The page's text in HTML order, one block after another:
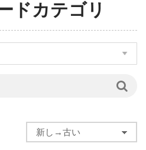
ドカテゴリ